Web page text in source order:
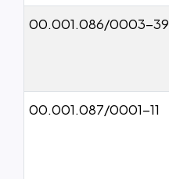
00.001.086/0003-39
00.001.087/0001-11